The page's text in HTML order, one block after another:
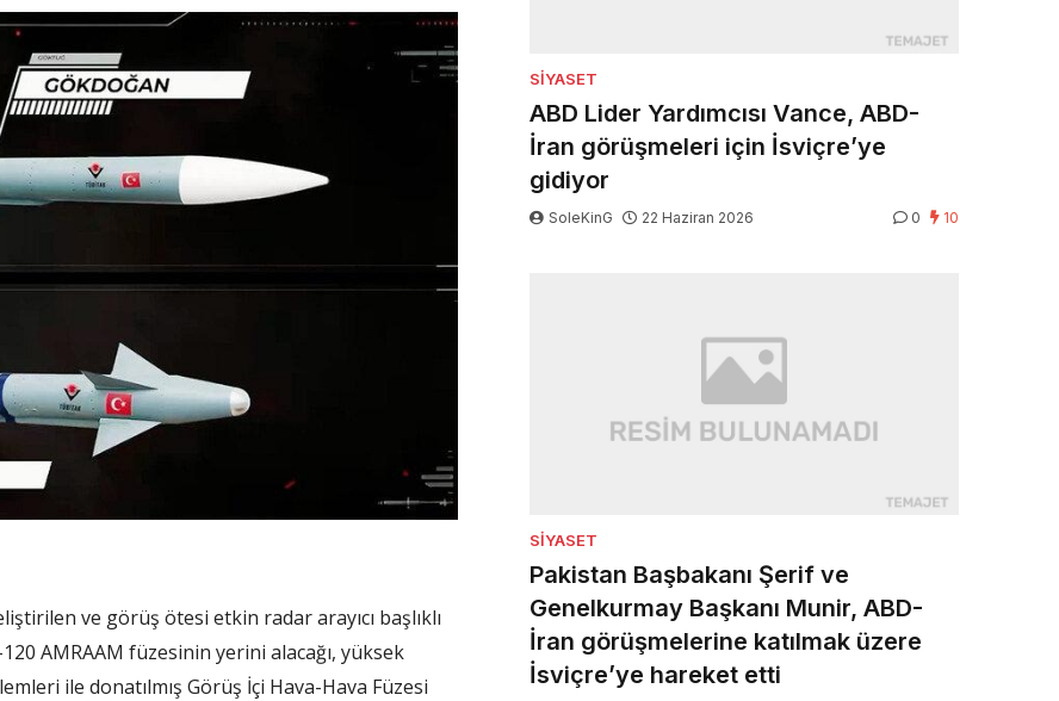
ve görüş ötesi etkin radar arayıcı başlıklı
AMRAAM füzesinin yerini alacağı, yüksek
ile donatılmış Görüş İçi Hava-Hava Füzesi
SIYASET
ABD Lider Yardımcısı Vance, ABD-
İran görüşmeleri için İsviçre’ye
gidiyor
SoleKinG 22 Haziran 2026 0 10
SIYASET
Pakistan Başbakanı Şerif ve
Genelkurmay Başkanı Munir, ABD-
İran görüşmelerine katılmak üzere
İsviçre’ye hareket etti